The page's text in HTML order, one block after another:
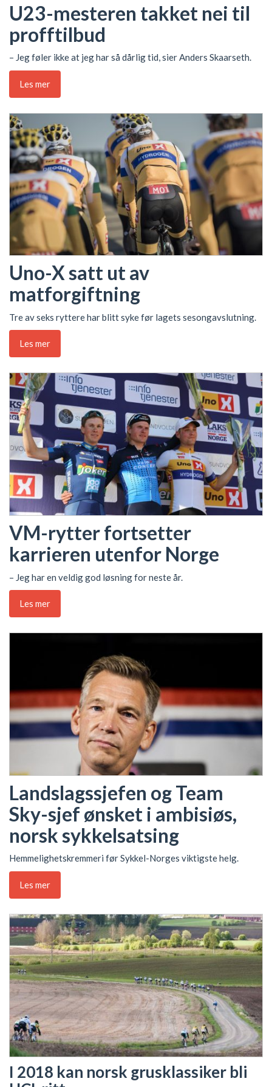
U23-mesteren takket nei til
profftilbud
– Jeg føler ikke at jeg har så dårlig tid, sier Anders Skaarseth.
Les mer
Uno-X satt ut av
matforgiftning
Tre av seks ryttere har blitt syke før lagets sesongavslutning.
Les mer
VM-rytter fortsetter
karrieren utenfor Norge
– Jeg har en veldig god løsning for neste år.
Les mer
Landslagssjefen og Team
Sky-sjef ønsket i ambisiøs,
norsk sykkelsatsing
Hemmelighetskremmeri før Sykkel-Norges viktigste helg.
Les mer
I 2018 kan norsk grusklassiker bli